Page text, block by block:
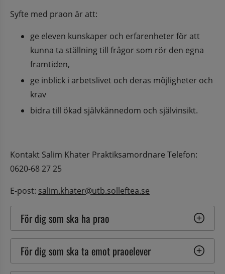
Syfte med praon är att:
ge eleven kunskaper och erfarenheter för att
kunna ta ställning till frågor som rör den egna
framtiden,
ge inblick i arbetslivet och deras möjligheter och
krav
bidra till ökad självkännedom och självinsikt.
Kontakt Salim Khater Praktiksamordnare Telefon:
0620-68 27 25
E-post: salim.khater@utb.solleftea.se
För dig som ska ha prao
För dig som ska ta emot praoelever